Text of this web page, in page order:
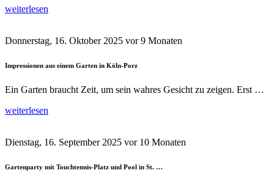
weiterlesen
Donnerstag, 16. Oktober 2025 vor 9 Monaten
Impressionen aus einem Garten in Köln-Porz
Ein Garten braucht Zeit, um sein wahres Gesicht zu zeigen. Erst …
weiterlesen
Dienstag, 16. September 2025 vor 10 Monaten
Gartenparty mit Touchtennis-Platz und Pool in St. …